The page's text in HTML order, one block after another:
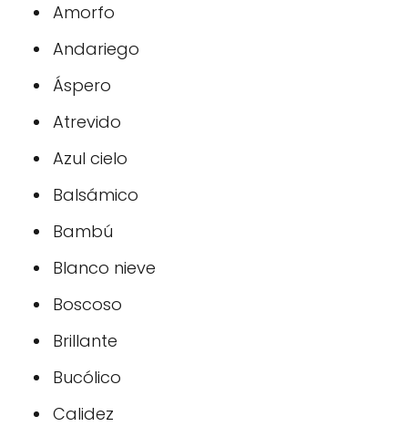
Amorfo
Andariego
Áspero
Atrevido
Azul cielo
Balsámico
Bambú
Blanco nieve
Boscoso
Brillante
Bucólico
Calidez